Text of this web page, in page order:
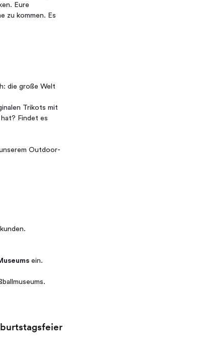
Eure
zu kommen. Es
die große Welt
Trikots mit
Findet es
Outdoor-
ein.